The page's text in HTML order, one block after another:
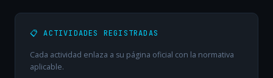
📋 ACTIVIDADES REGISTRADAS
Cada actividad enlaza a su página oficial con la normativa
aplicable.